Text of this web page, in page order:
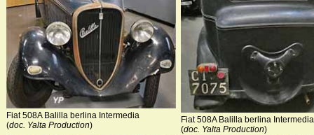
Fiat 508A Balilla berlina Intermedia
(doc. Yalta Production)
Fiat 508A Balilla berlina Intermedia
(doc. Yalta Production)